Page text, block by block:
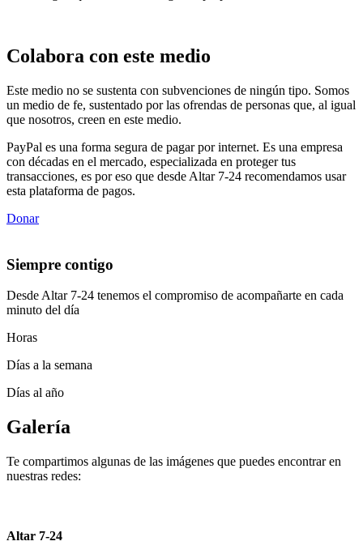
Colabora con este medio
Este medio no se sustenta con subvenciones de ningún tipo. Somos
un medio de fe, sustentado por las ofrendas de personas que, al igual
que nosotros, creen en este medio.
PayPal es una forma segura de pagar por internet. Es una empresa
con décadas en el mercado, especializada en proteger tus
transacciones, es por eso que desde Altar 7-24 recomendamos usar
esta plataforma de pagos.
Donar
Siempre contigo
Desde Altar 7-24 tenemos el compromiso de acompañarte en cada
minuto del día
Horas
Días a la semana
Días al año
Galería
Te compartimos algunas de las imágenes que puedes encontrar en
nuestras redes:
Altar 7-24